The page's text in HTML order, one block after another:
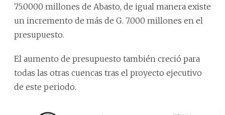
75.0000 millones de Abasto, de igual manera existe
un incremento de más de G. 7.000 millones en el
presupuesto.
El aumento de presupuesto también creció para
todas las otras cuencas tras el proyecto ejecutivo
de este periodo.